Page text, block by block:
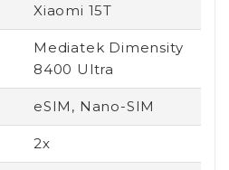
Xiaomi 15T
Mediatek Dimensity
8400 Ultra
eSIM, Nano-SIM
2х